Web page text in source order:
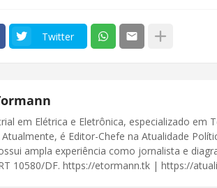
Twitter
em Elétrica e Eletrônica, especializado em
é Editor-Chefe na Atualidade
ampla experiência como jornalista e
10580/DF. https://etormann.tk | https://